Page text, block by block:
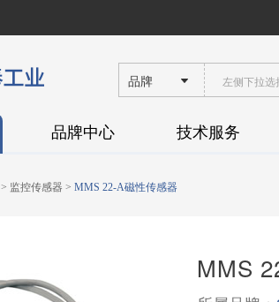
品牌中心 技术服务
> 监控传感器 > MMS 22-A磁性传感器
MMS
0 人询价